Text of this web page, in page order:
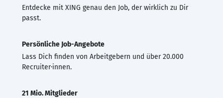
Entdecke mit XING genau den Job, der wirklich zu Dir
passt.
Persönliche Job-Angebote
Lass Dich finden von Arbeitgebern und über 20.000
Recruiter·innen.
21 Mio. Mitglieder